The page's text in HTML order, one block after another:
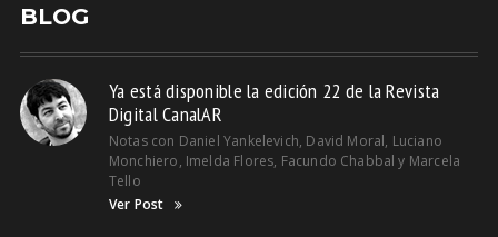
BLOG
Ya está disponible la edición 22 de la Revista
Digital CanalAR
Notas con Daniel Yankelevich, David Moral, Luciano
Monchiero, Imelda Flores, Facundo Chabbal y Marcela
Tello
Ver Post